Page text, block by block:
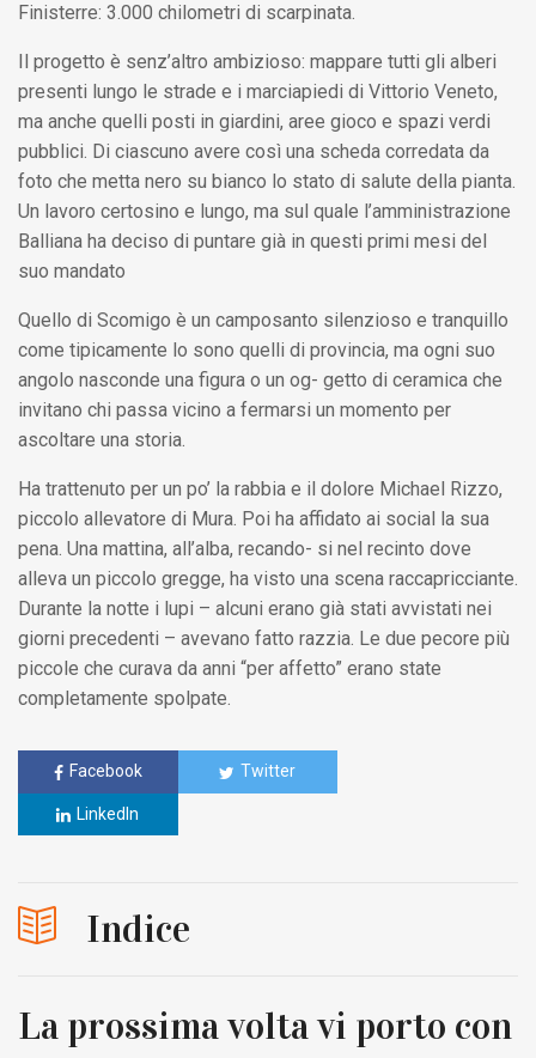
Finisterre: 3.000 chilometri di scarpinata.
Il progetto è senz’altro ambizioso: mappare tutti gli alberi
presenti lungo le strade e i marciapiedi di Vittorio Veneto,
ma anche quelli posti in giardini, aree gioco e spazi verdi
pubblici. Di ciascuno avere così una scheda corredata da
foto che metta nero su bianco lo stato di salute della pianta.
Un lavoro certosino e lungo, ma sul quale l’amministrazione
Balliana ha deciso di puntare già in questi primi mesi del
suo mandato
Quello di Scomigo è un camposanto silenzioso e tranquillo
come tipicamente lo sono quelli di provincia, ma ogni suo
angolo nasconde una figura o un og- getto di ceramica che
invitano chi passa vicino a fermarsi un momento per
ascoltare una storia.
Ha trattenuto per un po’ la rabbia e il dolore Michael Rizzo,
piccolo allevatore di Mura. Poi ha affidato ai social la sua
pena. Una mattina, all’alba, recando- si nel recinto dove
alleva un piccolo gregge, ha visto una scena raccapricciante.
Durante la notte i lupi – alcuni erano già stati avvistati nei
giorni precedenti – avevano fatto razzia. Le due pecore più
piccole che curava da anni “per affetto” erano state
completamente spolpate.
Facebook Twitter
LinkedIn
Indice
La prossima volta vi porto con